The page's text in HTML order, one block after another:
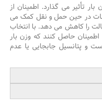
تأثیر می گذارد. اطمینان از
در حین حمل و نقل کمک می
را کاهش می دهد. با انتخاب
حاصل کنند که وزن بار
و پتانسیل جابجایی یا عدم